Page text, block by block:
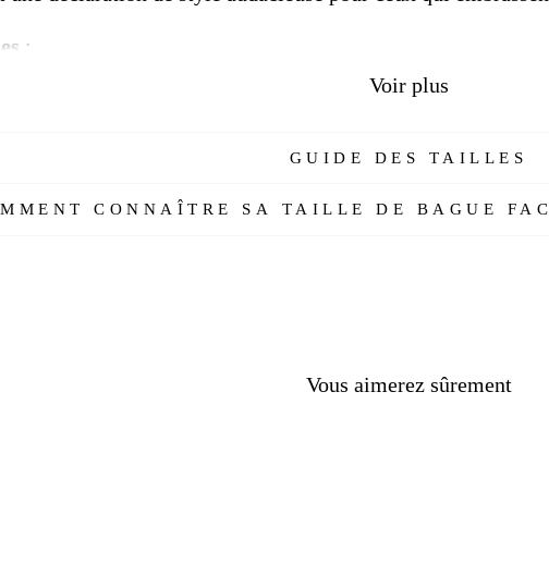
:
noir
et des détails exquis. Parcourez notre site et trouvez la
Voir plus
GUIDE DES TAILLES
CONNAÎTRE SA TAILLE DE BAGUE
Vous aimerez sûrement